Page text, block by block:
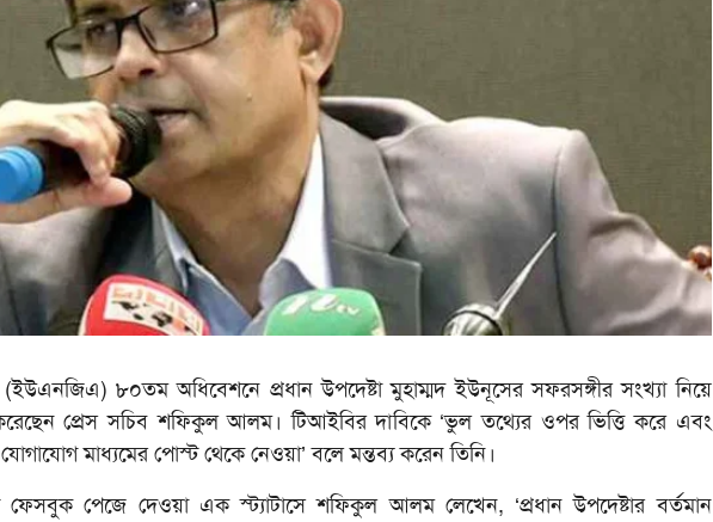
৮০তম অধিবেশনে প্রধান উপদেষ্টা মুহাম্মদ ইউনূসের সফরসঙ্গীর সংখ্যা নিয়ে
করেছেন প্রেস সচিব শফিকুল আলম। টিআইবির দাবিকে ‘ভুল তথ্যের ওপর ভিত্তি করে এবং
যোগাযোগ মাধ্যমের পোস্ট থেকে নেওয়া’ বলে মন্তব্য করেন তিনি।
ফেসবুক পেজে দেওয়া এক স্ট্যাটাসে শফিকুল আলম লেখেন, ‘প্রধান উপদেষ্টার বর্তমান